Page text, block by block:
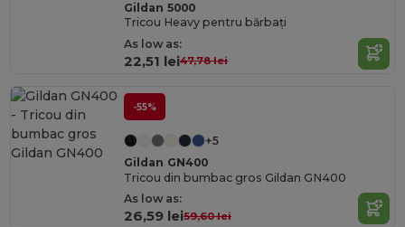
Gildan 5000
Tricou Heavy pentru bărbați
As low as:
22,51 lei47,78 lei
-55%
+5
Gildan GN400
Tricou din bumbac gros Gildan GN400
As low as:
26,59 lei59,60 lei